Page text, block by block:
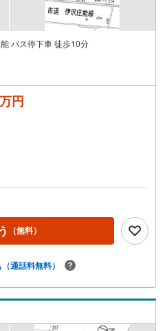
バス停下車 徒歩10分
円
（無料）
（通話料無料）